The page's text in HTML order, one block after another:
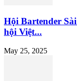
Hội Bartender
hội Việt...
May 25, 2025